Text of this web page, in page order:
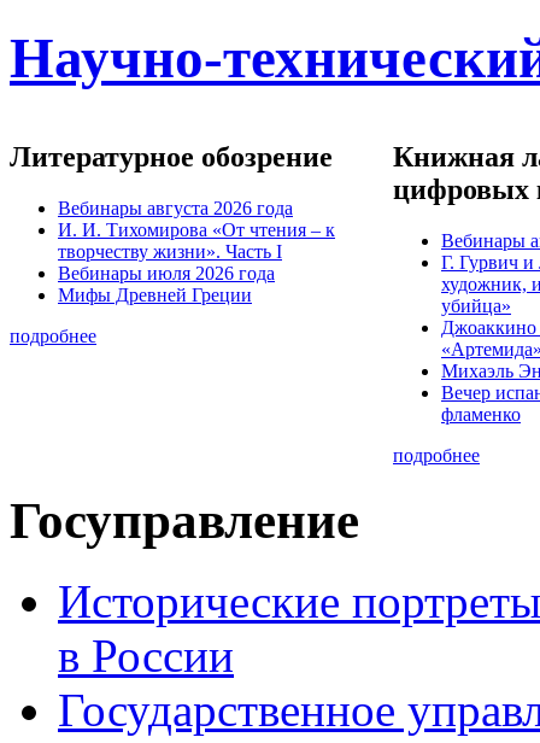
Научно-
Литературное обозрение
Вебинары августа 2026 года
И. И. Тихомирова «От чтения – к
творчеству жизни». Часть I
Вебинары июля 2026 года
Мифы Древней Греции
подробнее
Книжная
цифровых
Вебинары
Г. Гурвич
художник,
убийца»
Михаэль
Вечер
фламенко
подробнее
Госуправление
Исторические
в России
Государственное